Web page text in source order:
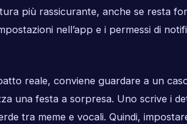
più rassicurante, anche se resta
nell’app e i permessi di
reale, conviene guardare a un
una festa a sorpresa. Uno scrive i
tra meme e vocali. Quindi,